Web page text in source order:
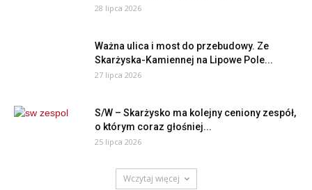
28 lipca 2026
Ważna ulica i most do przebudowy. Ze
Skarżyska-Kamiennej na Lipowe Pole...
27 lipca 2026
S/W – Skarżysko ma kolejny ceniony zespół,
o którym coraz głośniej...
25 lipca 2026
Wczytaj więcej